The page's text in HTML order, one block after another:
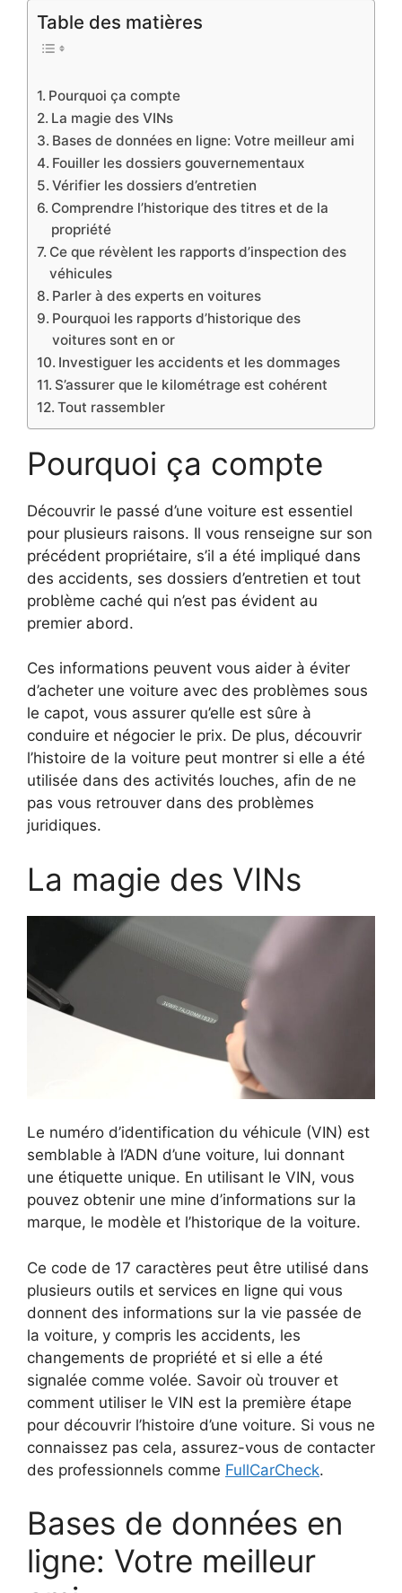
Table des matières
Pourquoi ça compte
La magie des VINs
Bases de données en ligne: Votre meilleur ami
Fouiller les dossiers gouvernementaux
Vérifier les dossiers d’entretien
Comprendre l’historique des titres et de la
propriété
Ce que révèlent les rapports d’inspection des
véhicules
Parler à des experts en voitures
Pourquoi les rapports d’historique des
voitures sont en or
Investiguer les accidents et les dommages
S’assurer que le kilométrage est cohérent
Tout rassembler
Pourquoi ça compte
Découvrir le passé d’une voiture est essentiel
pour plusieurs raisons. Il vous renseigne sur son
précédent propriétaire, s’il a été impliqué dans
des accidents, ses dossiers d’entretien et tout
problème caché qui n’est pas évident au
premier abord.
Ces informations peuvent vous aider à éviter
d’acheter une voiture avec des problèmes sous
le capot, vous assurer qu’elle est sûre à
conduire et négocier le prix. De plus, découvrir
l’histoire de la voiture peut montrer si elle a été
utilisée dans des activités louches, afin de ne
pas vous retrouver dans des problèmes
juridiques.
La magie des VINs
Le numéro d’identification du véhicule (VIN) est
semblable à l’ADN d’une voiture, lui donnant
une étiquette unique. En utilisant le VIN, vous
pouvez obtenir une mine d’informations sur la
marque, le modèle et l’historique de la voiture.
Ce code de 17 caractères peut être utilisé dans
plusieurs outils et services en ligne qui vous
donnent des informations sur la vie passée de
la voiture, y compris les accidents, les
changements de propriété et si elle a été
signalée comme volée. Savoir où trouver et
comment utiliser le VIN est la première étape
pour découvrir l’histoire d’une voiture. Si vous ne
connaissez pas cela, assurez-vous de contacter
des professionnels comme FullCarCheck.
Bases de données en
ligne: Votre meilleur